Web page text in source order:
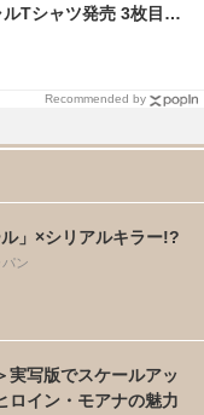
Tシャツ発売 3枚目の
Recommended by
」×シリアルキラー!?
ン
実写版でスケールアッ
ロイン・モアナの魅力